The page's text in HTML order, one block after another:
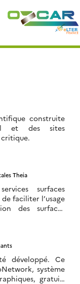
construite
et des sites
critique.
Theia
surfaces
faciliter l’usage
des surfaces
à disposition
des politiques
Theia apporte
développé. Ce
système
gratuit,